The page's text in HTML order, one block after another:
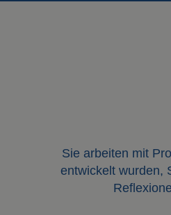
Sie arbeiten mit
entwickelt wurden,